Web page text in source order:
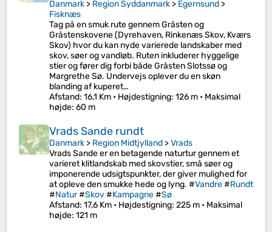
Danmark > Region Syddanmark > Egernsund >
Fisknæs
Tag på en smuk rute gennem Gråsten og
Gråstenskovene (Dyrehaven, Rinkenæs Skov, Kværs
Skov) hvor du kan nyde varierede landskaber med
skov, søer og vandløb. Ruten inkluderer hyggelige
stier og fører dig forbi både Gråsten Slotssø og
Margrethe Sø. Undervejs oplever du en skøn
blanding af kuperet…
Afstand: 16,1 Km • Højdestigning: 126 m • Maksimal
højde: 60 m
Vrads Sande rundt
Danmark > Region Midtjylland >Vrads
Vrads Sande er en betagende naturtur gennem et
varieret klitlandskab med skovstier, små søer og
imponerende udsigtspunkter, der giver mulighed for
at opleve den smukke hede og lyng. #Vandre#Rundt
#Natur#Skov#Kampagne#Sø
Afstand: 17,6 Km • Højdestigning: 225 m • Maksimal
højde: 121 m